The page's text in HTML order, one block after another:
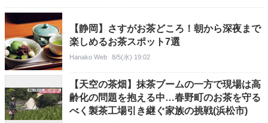
【静岡】さすがお茶どころ！朝から深夜まで
楽しめるお茶スポット7選
Hanako Web 8/5(水) 19:02
【天空の茶畑】抹茶ブームの一方で現場は高
齢化の問題を抱える中…春野町のお茶を守る
べく製茶工場引き継ぐ家族の挑戦(浜松市)